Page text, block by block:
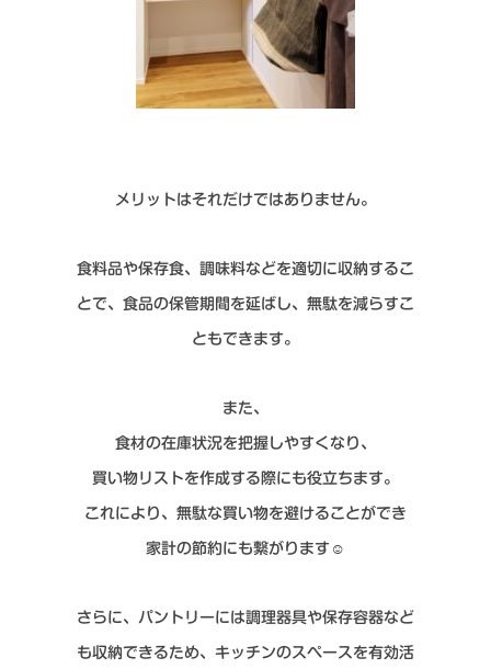
メリットはそれだけではありません。
食料品や保存食、調味料などを適切に収納するこ
とで、食品の保管期間を延ばし、無駄を減らすこ
ともできます。
また、
食材の在庫状況を把握しやすくなり、
買い物リストを作成する際にも役立ちます。
これにより、無駄な買い物を避けることができ
家計の節約にも繋がります☺
さらに、パントリーには調理器具や保存容器など
も収納できるため、キッチンのスペースを有効活